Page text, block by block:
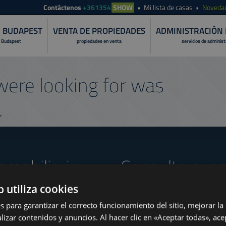
Contáctenos +361354 SHOW Mi lista de casas
VENTA DE PROPIEDADES
propiedades en venta
ADMINISTRACIÓN
servicios de
looking for was
Consulte
www.tower-investments.com
utiliza cookies
para garantizar el correcto funcionamiento del sitio, mejorar la
contenidos y anuncios. Al hacer clic en «Aceptar todas»,